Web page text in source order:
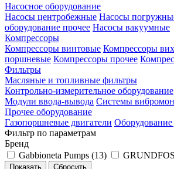
Насосное оборудование
Насосы центробежные Насосы
оборудование прочее Насосы вакуумные
Компрессоры
Компрессоры винтовые Компрессоры
поршневые Компрессоры прочее
Фильтры
Масляные и топливные фильтры
Контрольно-измерительное оборудование
Модули ввода-вывода Системы
Прочее оборудование
Газопоршневые двигатели Оборудование
Фильтр по параметрам
Бренд
Gabbioneta Pumps (13)